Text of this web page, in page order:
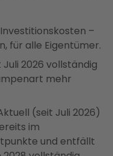
–
für alle Eigentümer.
2026 vollständig
mehr
(seit Juli 2026)
im
und entfällt